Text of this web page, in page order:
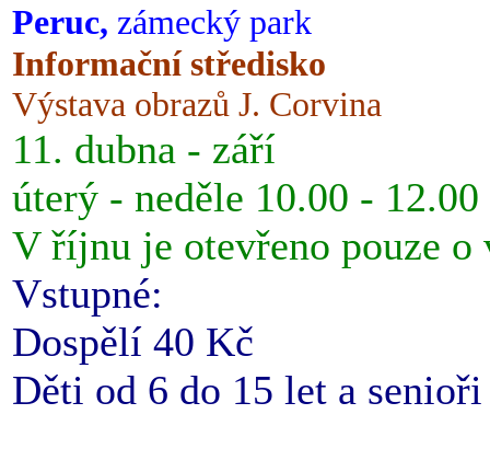
Peruc, zámecký park
Informační středisko
Výstava obrazů J. Corvina
11. dubna - září
úterý - neděle 10.00 -
V říjnu je otevřeno pouze o
Vstupné:
Dospělí 40 Kč
Děti od 6 do 15 let a